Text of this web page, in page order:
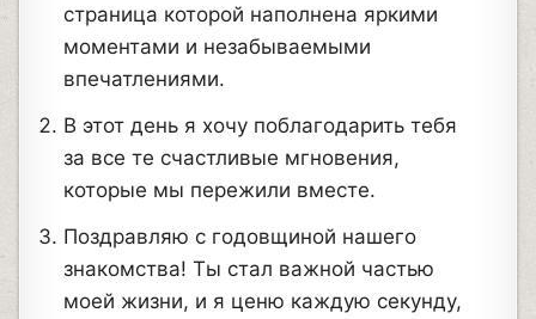
страница которой наполнена яркими
моментами и незабываемыми
впечатлениями.
В этот день я хочу поблагодарить тебя
за все те счастливые мгновения,
которые мы пережили вместе.
Поздравляю с годовщиной нашего
знакомства! Ты стал важной частью
моей жизни, и я ценю каждую секунду,